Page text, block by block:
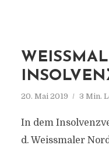
20. Mai 2019 3 Min.
In dem
d. Weissmaler